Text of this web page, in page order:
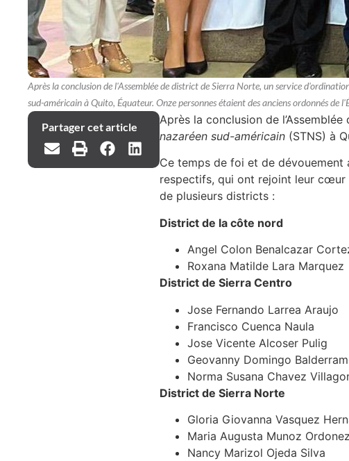
Après la conclusion de l'Assemblée de district de Sierra Norte, un service
sud-américain à Quito, Équateur. Onze personnes étaient des anciens ordonnés de
Partager cet article
Après la conclusion de
nazaréen sud-américain(STNS) à
Ce temps de foi et de
respectifs, qui ont rejoint leur cœur
de plusieurs districts :
District de la côte nord
Angel Colon Benalcazar
Roxana Matilde Lara Marquez
District de Sierra Centro
Jose Fernando Larrea Araujo
Francisco Cuenca Naula
Jose Vicente Alcoser Pulig
Geovanny Domingo
Norma Susana Chavez
District de Sierra Norte
Gloria Giovanna Vasquez
Maria Augusta Munoz Ordonez
Nancy Marizol Ojeda Silva